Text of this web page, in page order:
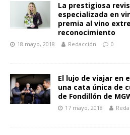
La prestigiosa
especializada en
premia al vino
reconocimiento
18 mayo, 2018 Redacción 0
El lujo de viajar en
una cata única de
de Fondillón de
17 mayo, 2018